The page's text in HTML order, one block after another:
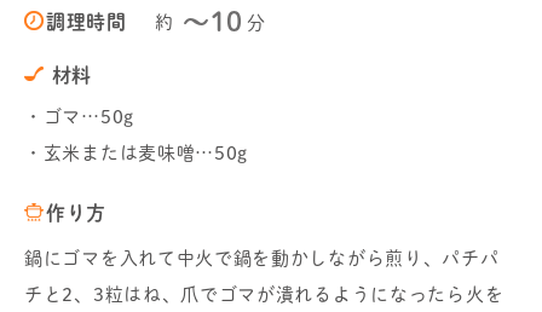
調理時間 約 〜10 分
材料
・ゴマ…50g
・玄米または麦味噌…50g
作り方
鍋にゴマを入れて中火で鍋を動かしながら煎り、パチパ
チと2、3粒はね、爪でゴマが潰れるようになったら火を